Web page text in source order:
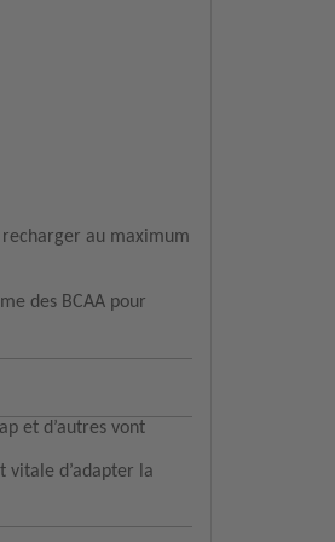
au maximum
des BCAA pour
et d’autres vont
vitale d’adapter la